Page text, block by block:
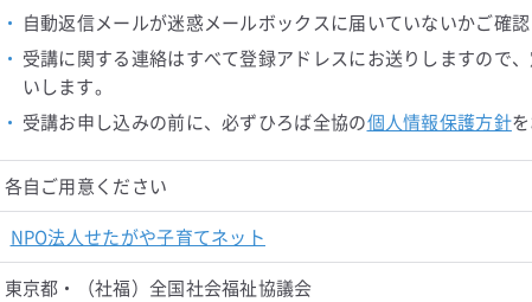
・ 自動返信メールが迷惑メールボックスに届いていないかご確認
・ 受講に関する連絡はすべて登録アドレスにお送りしますので
いします。
・ 受講お申し込みの前に、必ずひろば全協の個人情報保護方針
各自ご用意ください
NPO法人せたがや子育てネット
東京都・（社福）全国社会福祉協議会